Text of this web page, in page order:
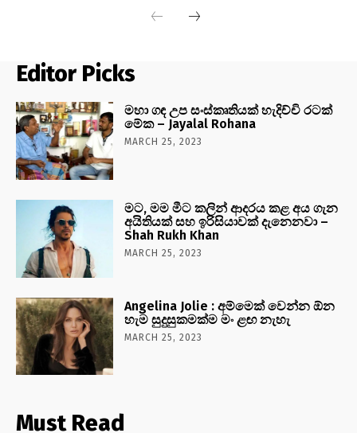
Editor Picks
මහා ගඳ උප සංස්කෘතියක් හැදිච්චි රටක්
මේක – Jayalal Rohana
MARCH 25, 2023
මට, මම මීට කලින් ආදරය කළ අය ගැන
අයිතියක් සහ ඉරිසියාවක් දැනෙනවා –
Shah Rukh Khan
MARCH 25, 2023
Angelina Jolie : අම්මෙක් වෙන්න ඕන
හැම සුදුසුකමක්ම මං ළඟ නැහැ
MARCH 25, 2023
Must Read